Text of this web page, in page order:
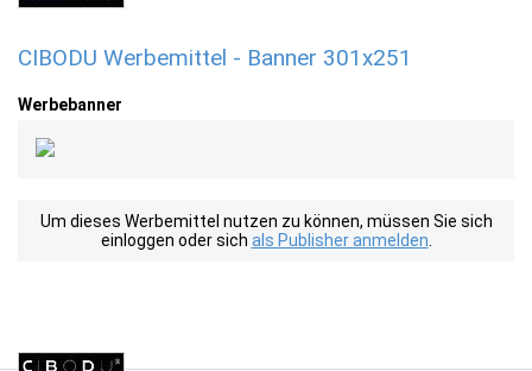
CIBODU Werbemittel - Banner 301x251
Werbebanner
Um dieses Werbemittel nutzen zu können, müssen Sie sich
einloggen oder sich als Publisher anmelden